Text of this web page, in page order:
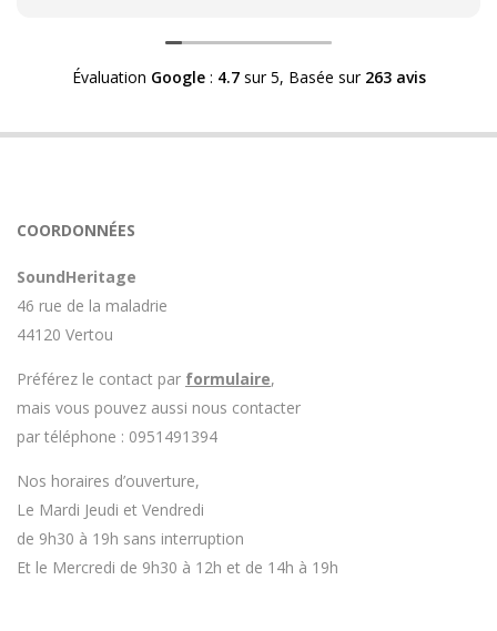
Héritage afin d'échanger sur mon expérience et on
m'a fourni des explications sur le pourquoi cet aspect
visuel.
enceinte n'est plus fabriqué (et donc vendu) et que
Avoir ce genre d'explication est utile et valorisant pour
rendez le matériel.
Évaluation Google: 4.7sur 5, Basée sur 263 avis
COORDONNÉES
SoundHeritage
46 rue de la maladrie
44120 Vertou
Préférez le contact par formulaire,
mais vous pouvez aussi nous contacter
par téléphone : 0951491394
Nos horaires d’ouverture,
Le Mardi Jeudi et Vendredi
de 9h30 à 19h sans interruption
Et le Mercredi de 9h30 à 12h et de 14h à 19h